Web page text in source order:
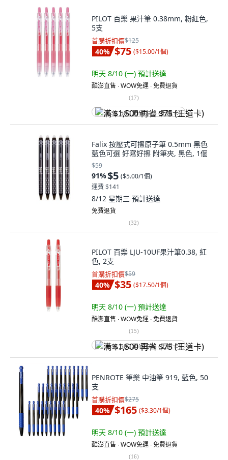
PILOT 百樂 果汁筆 0.38mm, 粉紅色,
5支
首購折扣價$125
40% $75 ($15.00/1個)
明天 8/10 (一) 預計送達
酷澎直售 ∙ WOW免運 ∙ 免費退貨
(17)
满 $1,500 再省 $75 (王道卡)
Falix 按壓式可擦原子筆 0.5mm 黑色
藍色可選 好寫好擦 附筆夾, 黑色, 1個
$59
91%$5 ($5.00/1個)
運費 $141
8/12 星期三 預計送達
免費退貨
(32)
PILOT 百樂 LJU-10UF果汁筆0.38, 紅
色, 2支
首購折扣價$59
40% $35 ($17.50/1個)
明天 8/10 (一) 預計送達
酷澎直售 ∙ WOW免運 ∙ 免費退貨
(15)
满 $1,500 再省 $75 (王道卡)
PENROTE 筆樂 中油筆 919, 藍色, 50
支
首購折扣價$275
40% $165 ($3.30/1個)
明天 8/10 (一) 預計送達
酷澎直售 ∙ WOW免運 ∙ 免費退貨
(16)